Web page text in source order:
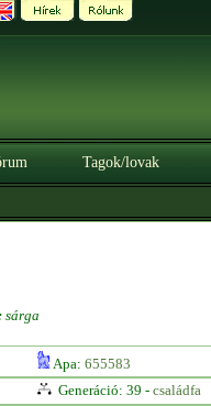
Tagok/lovak
sárga
Apa: 655583
Generáció: 39 - családfa